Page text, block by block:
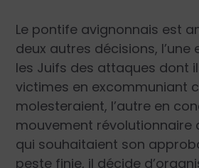
Le pontife avignonnais est
deux autres décisions,
les Juifs des attaques dont
victimes en excommuniant
molesteraient, l’autre en
mouvement révolutionnaire
qui souhaitaient son
peste finie, il décide